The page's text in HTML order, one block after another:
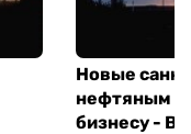
Новые
нефтяным
бизнесу -